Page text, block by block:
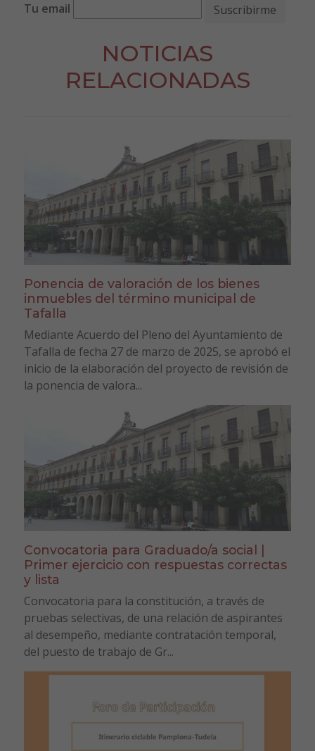
Tu email
NOTICIAS
RELACIONADAS
Ponencia de valoración de los bienes
inmuebles del término municipal de
Tafalla
Mediante Acuerdo del Pleno del Ayuntamiento de
Tafalla de fecha 27 de marzo de 2025, se aprobó el
inicio de la elaboración del proyecto de revisión de
la ponencia de valora...
Convocatoria para Graduado/a social |
Primer ejercicio con respuestas correctas
y lista
Convocatoria para la constitución, a través de
pruebas selectivas, de una relación de aspirantes
al desempeño, mediante contratación temporal,
del puesto de trabajo de Gr...